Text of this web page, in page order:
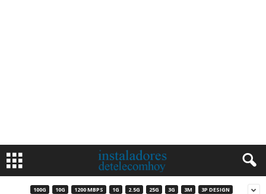
100G 10G 1200 MBPS 1G 2.5G 25G 3G 3M 3P DESIGN